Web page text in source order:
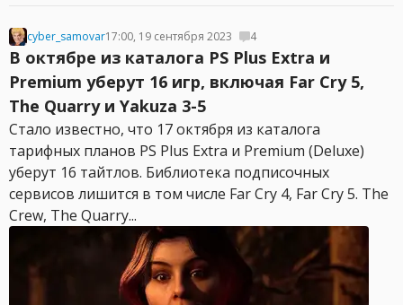
cyber_samovar17:00, 19 сентября 2023 4
В октябре из каталога PS Plus Extra и
Premium уберут 16 игр, включая Far Cry 5,
The Quarry и Yakuza 3-5
Стало известно, что 17 октября из каталога
тарифных планов PS Plus Extra и Premium (Deluxe)
уберут 16 тайтлов. Библиотека подписочных
сервисов лишится в том числе Far Cry 4, Far Cry 5. The
Crew, The Quarry...